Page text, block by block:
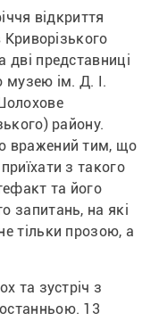
відкриття
Криворізького
дві представниці
музею ім. Д. І.
району.
вражений тим, що
з такого
та його
запитань, на які
тільки прозою, а
та зустріч з
13